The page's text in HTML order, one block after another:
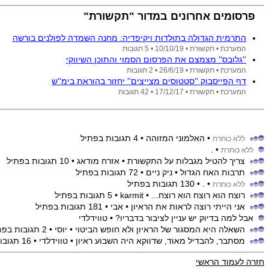
פרסומים אחרונים במדור "תקשורת"
התרמית הגדולה בתולדות ויקיפדיה: מחנה השמדה לפולנים בורשה
המערכת • תקשורת • 10/10/19 • 5 תגובות
''גלובס'' מצמצם את הפרסום הסמוי והתוכן השיווקי
המערכת • תקשורת • 26/6/19 • 2 תגובות
דף הפייסבוק ''סטטוסים מצייצים'' יחזור בהוראת בימ''ש
המערכת • תקשורת • 17/12/17 • 42 תגובות
ללא כותרת • האלמוני המזוהה • 4 תגובות בפתיל
ללא כותרת • .
צריך להטיל מגבלות על התקשורת • אזרח מודאג • 10 תגובות בפתיל
תרבות האח הגדול • ניק ניים • 72 תגובות בפתיל
ללא כותרת • .
• 130 תגובות בפתיל
רוצח הוא רוצח הוא רוצח...
• karmit
• 5 תגובות בפתיל
אני הייתי רוצה לראות את הראיון • אבי • 181 תגובות בפתיל
אבל למה בדיוק יש עניין לציבור בדבריו? • טווידלדי
השאלה היא המסגור של הראיון ולא חופש הביטוי • יוסי • 2 תגובות בפתיל
מסתבר, להבדיל מאוד, שדווקא היה השבוע ראיון • טווידלדי • 16 תגובות בפתיל
חזרה לעמוד הראשי